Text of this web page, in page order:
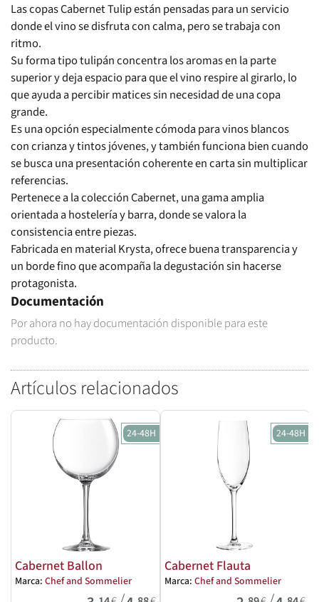
Las copas Cabernet Tulip están pensadas para un servicio
donde el vino se disfruta con calma, pero se trabaja con
ritmo.
Su forma tipo tulipán concentra los aromas en la parte
superior y deja espacio para que el vino respire al girarlo, lo
que ayuda a percibir matices sin necesidad de una copa
grande.
Es una opción especialmente cómoda para vinos blancos
con crianza y tintos jóvenes, y también funciona bien cuando
se busca una presentación coherente en carta sin multiplicar
referencias.
Pertenece a la colección Cabernet, una gama amplia
orientada a hostelería y barra, donde se valora la
consistencia entre piezas.
Fabricada en material Krysta, ofrece buena transparencia y
un borde fino que acompaña la degustación sin hacerse
protagonista.
Documentación
Por ahora no hay documentación disponible para este
producto.
Artículos relacionados
24-48H
Cabernet Ballon
Marca: Chef and Sommelier
24-48H
Cabernet Flauta
Marca: Chef and Sommelier